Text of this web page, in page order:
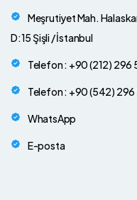
Meşrutiyet Mah.
D:15 Şişli / İstanbul
Telefon : +90 (212) 296
Telefon : +90 (542) 296
WhatsApp
E-posta